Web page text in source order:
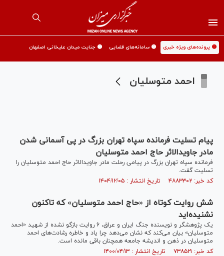
🟡 پرونده‌های ویژه خبری 🟡 سامانه‌های قضایی 🟡 جنایت میدان علیخانی اصفهان
احمد متوسلیان
پیام تسلیت فرمانده سپاه تهران بزرگ در پی آسمانی شدن
مادر جاویدالاثر حاج احمد متوسلیان
فرمانده سپاه تهران بزرگ در پیامی رحلت مادر جاویدالاثر حاج احمد متوسلیان را
تسلیت گفت.
کد خبر: ۴۸۸۳۳۰۲ تاریخ انتشار : ۱۴۰۴/۱۲/۰۵
شش روایت کوتاه از «حاج احمد متوسلیان» که تاکنون
نشنیده‌اید
یک پژوهشگر و نویسنده جنگ ایران و عراق، ۶ روایت بازگو نشده از شهید «احمد
متوسلیان» بیان می‌کند که نشان می‌دهد چرا یاد و خاطره رشادت‌های احمد
متوسلیان در ذهن و اندیشه جامعه همچنان باقی مانده است.
کد خبر: ۷۳۸۵۲۱ تاریخ انتشار : ۱۴۰۰/۰۴/۱۳